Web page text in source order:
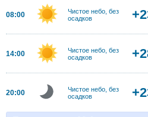
08:00
Чистое небо, без
осадков
14:00
Чистое небо, без
осадков
20:00
Чистое небо, без
осадков